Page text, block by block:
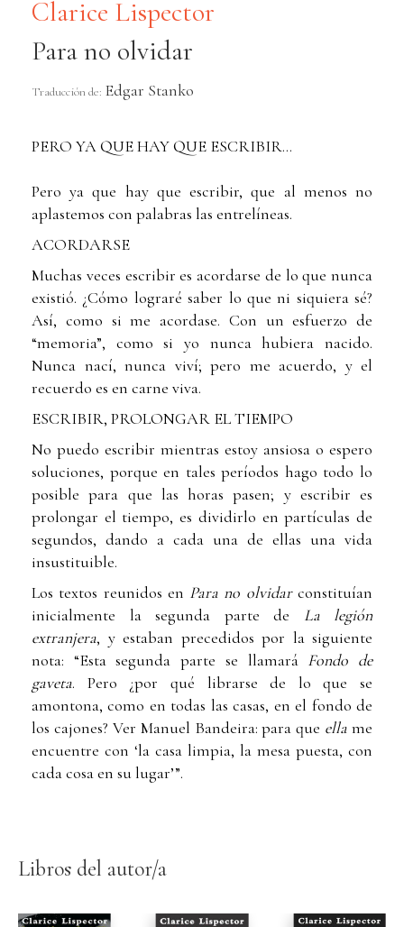
Clarice Lispector
Para no olvidar
Traducción de: Edgar Stanko
PERO YA QUE HAY QUE ESCRIBIR...
Pero ya que hay que escribir, que al menos no
aplastemos con palabras las entrelíneas.
ACORDARSE
Muchas veces escribir es acordarse de lo que nunca
existió. ¿Cómo lograré saber lo que ni siquiera sé?
Así, como si me acordase. Con un esfuerzo de
“memoria”, como si yo nunca hubiera nacido.
Nunca nací, nunca viví; pero me acuerdo, y el
recuerdo es en carne viva.
ESCRIBIR, PROLONGAR EL TIEMPO
No puedo escribir mientras estoy ansiosa o es­pero
soluciones, porque en tales períodos hago todo lo
posible para que las horas pasen; y es­cribir es
prolongar el tiempo, es dividirlo en par­tículas de
segundos, dando a cada una de ellas una vida
insustituible.
Los textos reunidos en Para no olvidarconstituían
inicialmente la segunda parte de La legión
extranjera, y estaban prece­didos por la siguiente
nota: “Esta segunda parte se llamaráFondo de
gaveta. Pero ¿por qué librarse de lo que se
amontona, como en to­das las casas, en el fondo de
los cajones? Ver Manuel Ban­deira: para que ella me
encuentre con ‘la casa limpia, la mesa puesta, con
cada cosa en su lugar’”.
Libros del autor/a